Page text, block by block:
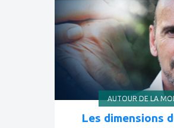
mes
favoris
AUTOUR DE LA
Les dimensions